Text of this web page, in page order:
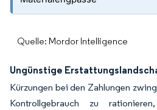
Quelle: Mordor Intelligence
Ungünstige
Kürzungen bei den Zahlungen
Kontrollgebrauch zu